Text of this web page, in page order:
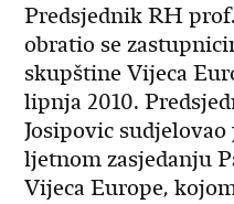
Predsjednik RH
obratio se
skupštine Vijeca
lipnja 2010.
Josipovic sudjelovao
ljetnom zasjedanju
Vijeca Europe,